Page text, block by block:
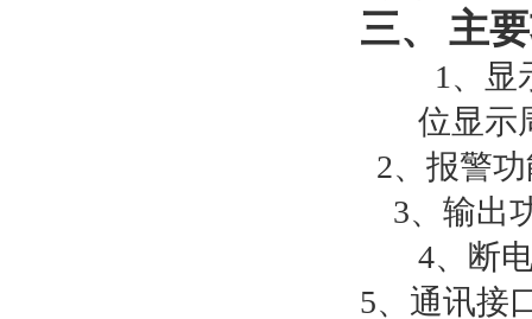
三、 主
1 、显
位显示
2、报警
3、输出
4、断
5、通讯接